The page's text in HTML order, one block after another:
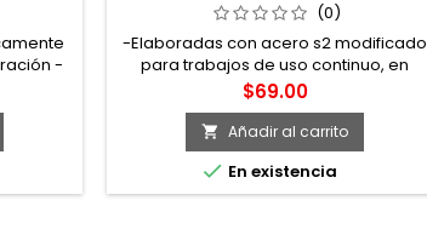
-
a
evita
y
que
15/16" URREA(0)
-Elaboradas con acero s2 modificado
para trabajos de uso continuo, en
líneas de producción y procesos de
ensamblado -Diseñadas para trabajar
por medio de herramientas de poder
eléctrica o neumática, soportando
altos torques aplicados -Tratamiento
térmico de alto endurecimiento
Precio
$69.00
 Añadir al carrito
 En existencia